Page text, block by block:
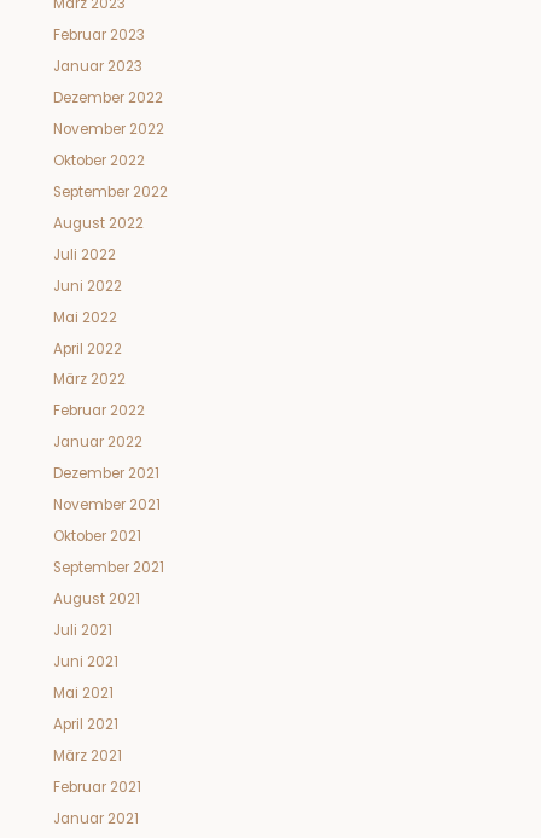
Februar 2023
Januar 2023
Dezember 2022
November 2022
Oktober 2022
September 2022
August 2022
Juli 2022
Juni 2022
Mai 2022
April 2022
März 2022
Februar 2022
Januar 2022
Dezember 2021
November 2021
Oktober 2021
September 2021
August 2021
Juli 2021
Juni 2021
Mai 2021
April 2021
März 2021
Februar 2021
Januar 2021